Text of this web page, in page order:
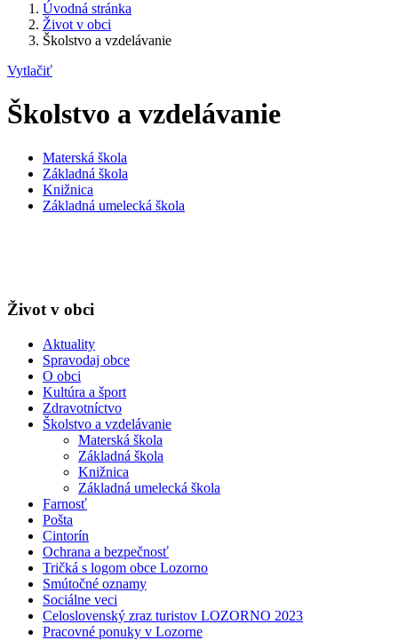
Úvodná stránka
Život v obci
Školstvo a vzdelávanie
Vytlačiť
Školstvo a vzdelávanie
Materská škola
Základná škola
Knižnica
Základná umelecká škola
Život v obci
Aktuality
Spravodaj obce
O obci
Kultúra a šport
Zdravotníctvo
Školstvo a vzdelávanie
Materská škola
Základná škola
Knižnica
Základná umelecká škola
Farnosť
Pošta
Cintorín
Ochrana a bezpečnosť
Tričká s logom obce Lozorno
Smútočné oznamy
Sociálne veci
Celoslovenský zraz turistov LOZORNO 2023
Pracovné ponuky v Lozorne